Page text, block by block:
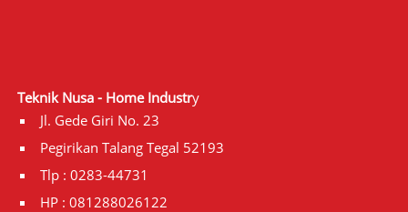
Teknik Nusa - Home Industry
Jl. Gede Giri No. 23
Pegirikan Talang Tegal 52193
Tlp : 0283-44731
HP : 081288026122